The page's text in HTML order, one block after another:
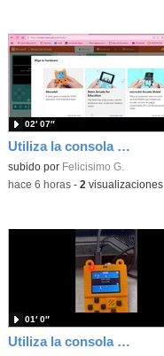
Utiliza la consola Mewbit de Kittenbot para llevar tus juegos arcade de MakeCode a tu mano
Contenido educativo.
subido por Felicisimo G.
02′ 07″
-hace 6 horas- 2 visualizaciones
Utiliza la consola Meowbit de KIttenbot para jugar con tus programas MakeCode Arcade
01′ 0″